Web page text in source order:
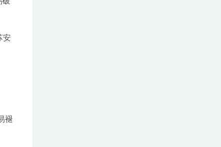
安
褪